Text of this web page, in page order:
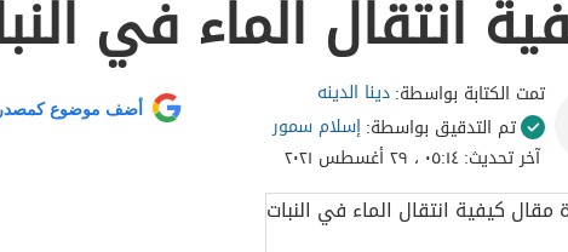
انتقال الماء في النبات
تمت الكتابة بواسطة: دينا الدينه